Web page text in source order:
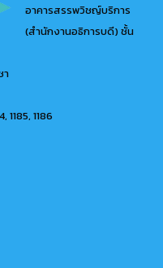
อาคารสรรพวิชญ์บริการ
(สำนักงานอธิการบดี) ชั้น
า
1185, 1186